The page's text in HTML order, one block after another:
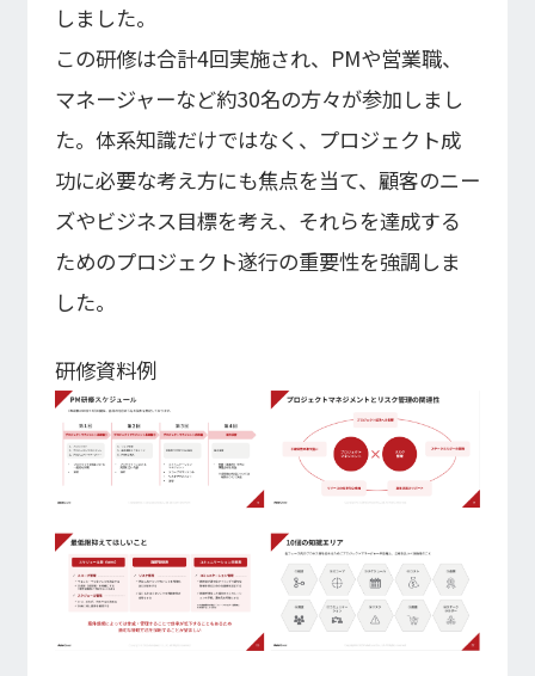
しました。
この研修は合計4回実施され、PMや営業職、
マネージャーなど約30名の方々が参加しまし
た。体系知識だけではなく、プロジェクト成
功に必要な考え方にも焦点を当て、顧客のニー
ズやビジネス目標を考え、それらを達成する
ためのプロジェクト遂行の重要性を強調しま
した。
研修資料例